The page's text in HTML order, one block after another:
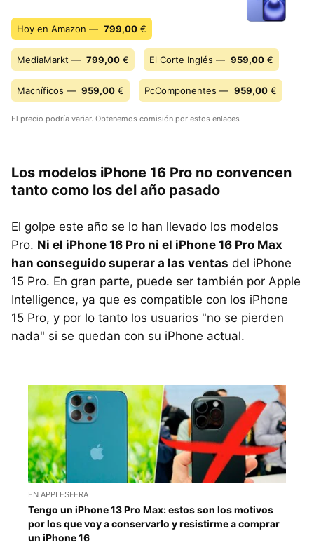
Hoy en Amazon — 799,00 €
MediaMarkt — 799,00 € El Corte Inglés — 959,00 €
Macníficos — 959,00 € PcComponentes — 959,00 €
El precio podría variar. Obtenemos comisión por estos enlaces
Los modelos iPhone 16 Pro no convencen
tanto como los del año pasado
El golpe este año se lo han llevado los modelos
Pro. Ni el iPhone 16 Pro ni el iPhone 16 Pro Max
han conseguido superar a las ventas del iPhone
15 Pro. En gran parte, puede ser también por Apple
Intelligence, ya que es compatible con los iPhone
15 Pro, y por lo tanto los usuarios "no se pierden
nada" si se quedan con su iPhone actual.
EN APPLESFERA
Tengo un iPhone 13 Pro Max: estos son los motivos
por los que voy a conservarlo y resistirme a comprar
un iPhone 16